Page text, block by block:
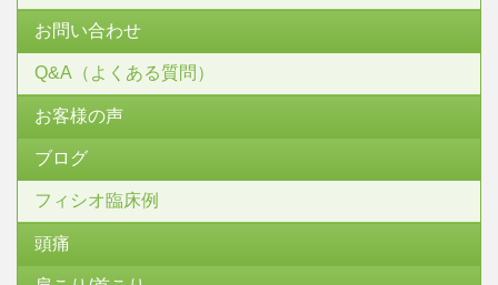
お問い合わせ
Q&A（よくある質問）
お客様の声
ブログ
フィシオ臨床例
頭痛